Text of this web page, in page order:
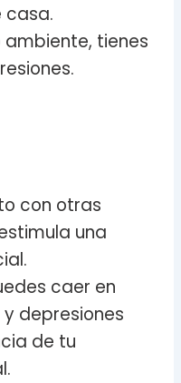
casa.
tienes
con otras
una
caer en
depresiones
de tu